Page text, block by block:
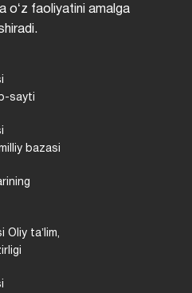
oʻz faoliyatini amalga
sayti
bazasi
Oliy taʼlim,